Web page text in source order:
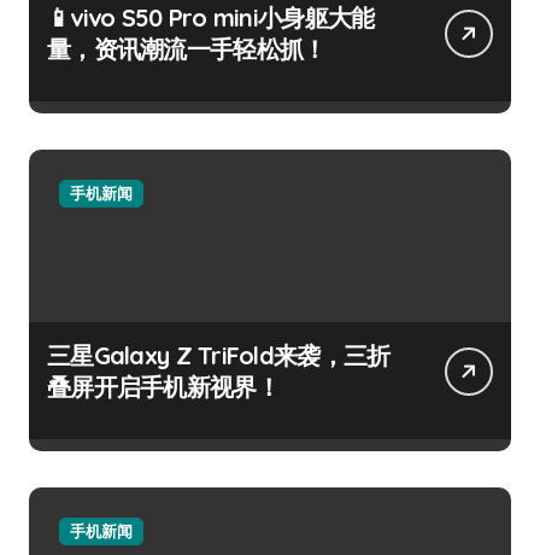
📱vivo S50 Pro mini小身躯大能
量，资讯潮流一手轻松抓！
手机新闻
三星Galaxy Z TriFold来袭，三折
叠屏开启手机新视界！
手机新闻